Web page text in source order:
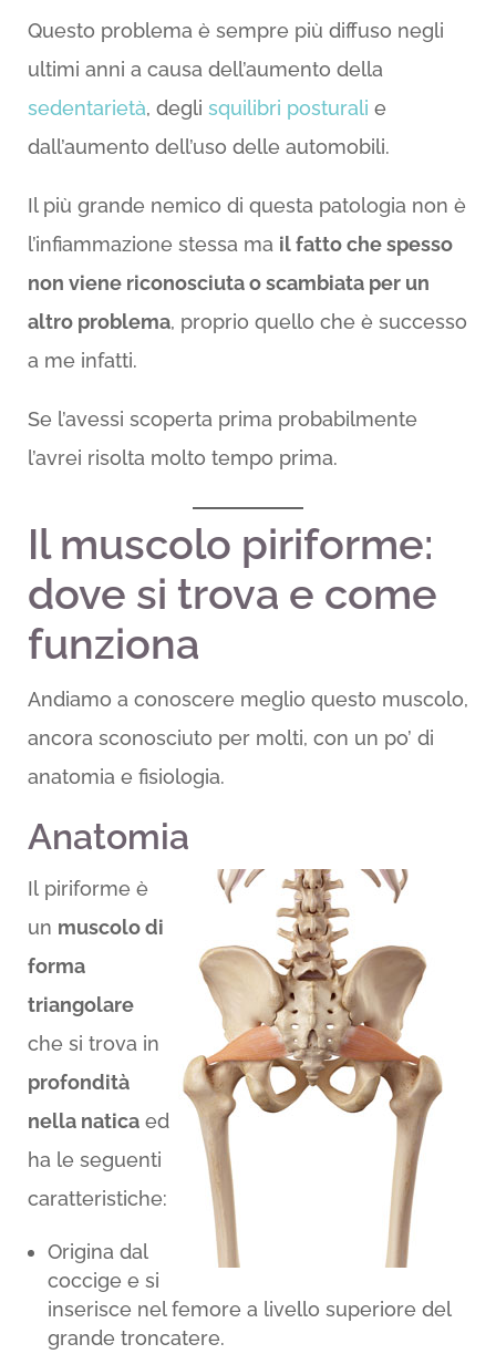
Questo problema è sempre più diffuso negli
ultimi anni a causa dell’aumento della
sedentarietà, degli squilibri posturali e
dall’aumento dell’uso delle automobili.
Il più grande nemico di questa patologia non è
l’infiammazione stessa ma il fatto che spesso
non viene riconosciuta o scambiata per un
altro problema, proprio quello che è successo
a me infatti.
Se l’avessi scoperta prima probabilmente
l’avrei risolta molto tempo prima.
Il muscolo piriforme:
dove si trova e come
funziona
Andiamo a conoscere meglio questo muscolo,
ancora sconosciuto per molti, con un po’ di
anatomia e fisiologia.
Anatomia
Il piriforme è
un muscolo di
forma
triangolare
che si trova in
profondità
nella naticaed
ha le seguenti
caratteristiche:
Origina dal
coccige e si
inserisce nel femore a livello superiore del
grande troncatere.